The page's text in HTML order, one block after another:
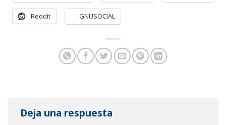
Reddit GNUSOCIAL
Deja una respuesta